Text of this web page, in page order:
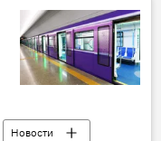
Новости